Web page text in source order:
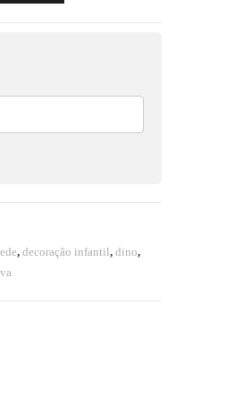
, decoração infantil, dino,